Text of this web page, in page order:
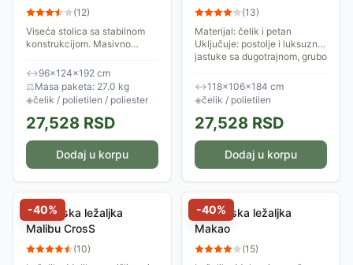
konstrukcijom Calis
(12)
Viseća stolica sa stabilnom
konstrukcijom. Masivno
izrađeno od čeličnih cevi, a
sama stolica ljuljaške je
izrađena od...
↔96×124×192 cm
⚖Masa paketa: 27.0 kg
◈čelik / polietilen / poliester
27,528 RSD
Dodaj u korpu
(13)
Materijal: čelik i petan
Uključuje: postolje i luksuzne
jastuke sa dugotrajnom, grubo
navlakom. Ljuljaška za
dvorište, za jednu...
↔118×106×184 cm
◈čelik / polietilen
27,528 RSD
Dodaj u korpu
-40%
Baštenska ležaljka
Malibu CrosS
(10)
-40%
Baštenska ležaljka
Makao
(15)